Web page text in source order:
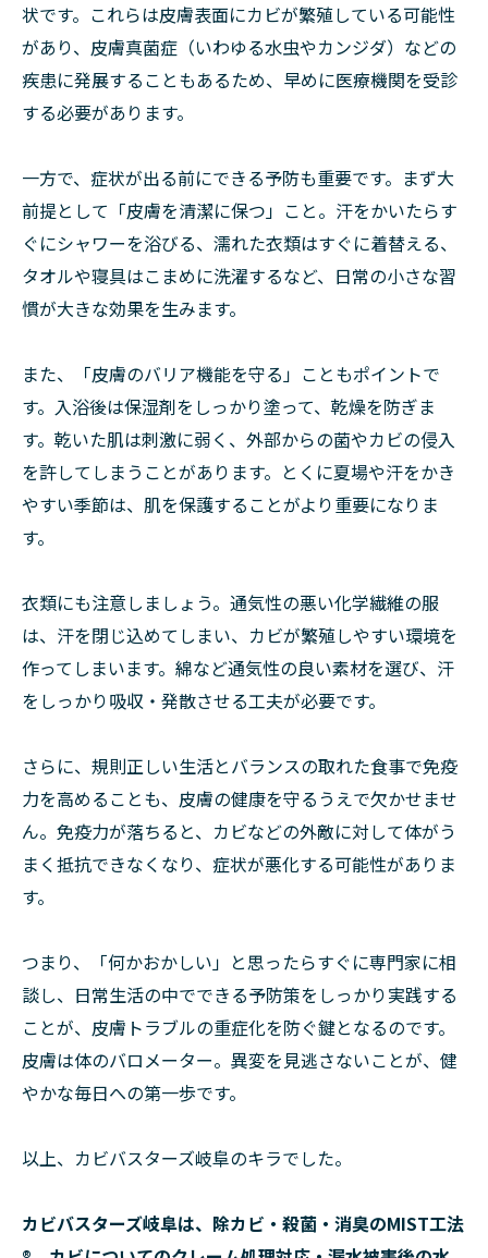
状です。これらは皮膚表面にカビが繁殖している可能性
があり、皮膚真菌症（いわゆる水虫やカンジダ）などの
疾患に発展することもあるため、早めに医療機関を受診
する必要があります。
一方で、症状が出る前にできる予防も重要です。まず大
前提として「皮膚を清潔に保つ」こと。汗をかいたらす
ぐにシャワーを浴びる、濡れた衣類はすぐに着替える、
タオルや寝具はこまめに洗濯するなど、日常の小さな習
慣が大きな効果を生みます。
また、「皮膚のバリア機能を守る」こともポイントで
す。入浴後は保湿剤をしっかり塗って、乾燥を防ぎま
す。乾いた肌は刺激に弱く、外部からの菌やカビの侵入
を許してしまうことがあります。とくに夏場や汗をかき
やすい季節は、肌を保護することがより重要になりま
す。
衣類にも注意しましょう。通気性の悪い化学繊維の服
は、汗を閉じ込めてしまい、カビが繁殖しやすい環境を
作ってしまいます。綿など通気性の良い素材を選び、汗
をしっかり吸収・発散させる工夫が必要です。
さらに、規則正しい生活とバランスの取れた食事で免疫
力を高めることも、皮膚の健康を守るうえで欠かせませ
ん。免疫力が落ちると、カビなどの外敵に対して体がう
まく抵抗できなくなり、症状が悪化する可能性がありま
す。
つまり、「何かおかしい」と思ったらすぐに専門家に相
談し、日常生活の中でできる予防策をしっかり実践する
ことが、皮膚トラブルの重症化を防ぐ鍵となるのです。
皮膚は体のバロメーター。異変を見逃さないことが、健
やかな毎日への第一歩です。
以上、カビバスターズ岐阜のキラでした。
カビバスターズ岐阜は、除カビ・殺菌・消臭のMIST工法